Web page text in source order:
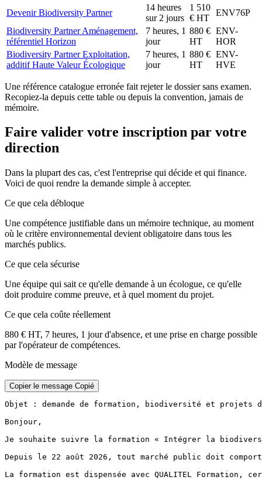
Devenir Biodiversity Partner
14 heures
sur 2 jours
1 510
€ HT
ENV76P
Biodiversity Partner Aménagement,
référentiel Horizon
7 heures, 1
jour
880 €
HT
ENV-
HOR
Biodiversity Partner Exploitation,
additif Haute Valeur Écologique
7 heures, 1
jour
880 €
HT
ENV-
HVE
Une référence catalogue erronée fait rejeter le dossier sans examen.
Recopiez-la depuis cette table ou depuis la convention, jamais de
mémoire.
Faire valider votre inscription par votre
direction
Dans la plupart des cas, c'est l'entreprise qui décide et qui finance.
Voici de quoi rendre la demande simple à accepter.
Ce que cela débloque
Une compétence justifiable dans un mémoire technique, au moment
où le critère environnemental devient obligatoire dans tous les
marchés publics.
Ce que cela sécurise
Une équipe qui sait ce qu'elle demande à un écologue, ce qu'elle
doit produire comme preuve, et à quel moment du projet.
Ce que cela coûte réellement
880 € HT, 7 heures, 1 jour d'absence, et une prise en charge possible
par l'opérateur de compétences.
Modèle de message
Copier le message Copié
Objet : demande de formation, biodiversité et projets
Bonjour,
Je souhaite suivre la formation « Intégrer la
Depuis le 22 août 2026, tout marché public doit
La formation est dispensée avec QUALITEL